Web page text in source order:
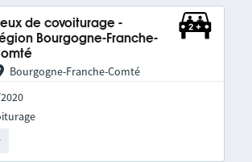
de covoiturage -
Bourgogne-Franche-
Bourgogne-Franche-Comté